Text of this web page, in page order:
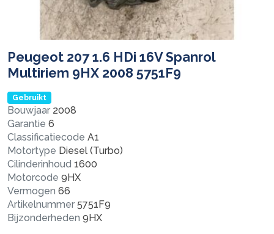
Peugeot 207 1.6 HDi 16V Spanrol
Multiriem 9HX 2008 5751F9
Gebruikt
Bouwjaar 2008
Garantie 6
Classificatiecode A1
Motortype Diesel (Turbo)
Cilinderinhoud 1600
Motorcode 9HX
Vermogen 66
Artikelnummer 5751F9
Bijzonderheden 9HX